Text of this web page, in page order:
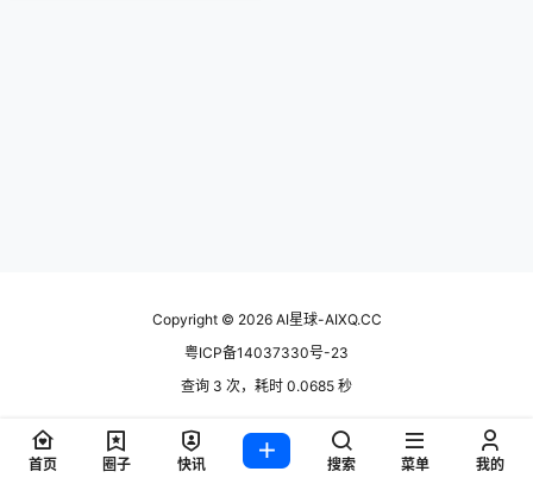
Copyright © 2026AI星球-AIXQ.CC
粤ICP备14037330号-23
查询 3 次，耗时 0.0685 秒
首页 圈子 快讯 搜索 菜单 我的